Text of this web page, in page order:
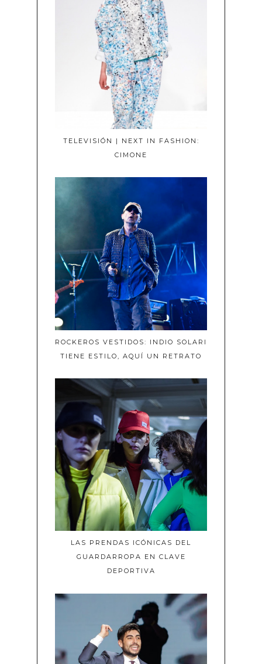
TELEVISIÓN | NEXT IN FASHION:
CIMONE
ROCKEROS VESTIDOS: INDIO SOLARI
TIENE ESTILO, AQUÍ UN RETRATO
LAS PRENDAS ICÓNICAS DEL
GUARDARROPA EN CLAVE
DEPORTIVA